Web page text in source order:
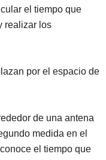
el tiempo que
realizar los
por el espacio de
de una antena
medida en el
el tiempo que